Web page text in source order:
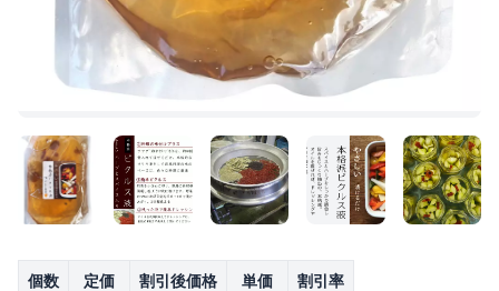
個数 定価 割引後価格 単価
割引率